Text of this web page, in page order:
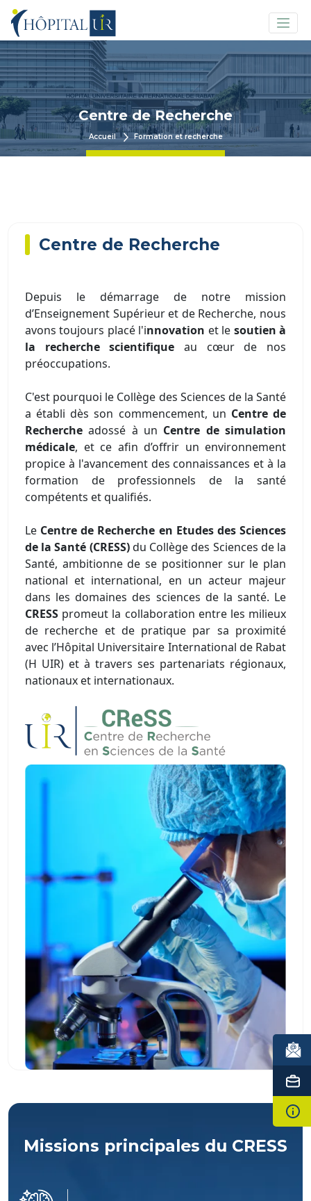
Centre de Recherche
Accueil Formation et recherche
Centre de Recherche
Depuis le démarrage de notre mission
d’Enseignement Supérieur et de Recherche, nous
avons toujours placé l'innovation et le soutien à
la recherche scientifique au cœur de nos
préoccupations.
C'est pourquoi le Collège des Sciences de la Santé
a établi dès son commencement, un Centre de
Rechercheadossé à un Centre de simulation
médicale, et ce afin d’offrir un environnement
propice à l'avancement des connaissances et à la
formation de professionnels de la santé
compétents et qualifiés.
Le Centre de Recherche en Etudes des Sciences
de la Santé (CRESS)du Collège des Sciences de la
Santé, ambitionne de se positionner sur le plan
national et international, en un acteur majeur
dans les domaines des sciences de la santé. Le
CRESS promeut la collaboration entre les milieux
de recherche et de pratique par sa proximité
avec l’Hôpital Universitaire International de Rabat
(H UIR) et à travers ses partenariats régionaux,
nationaux et internationaux.
Missions principales du CRESS